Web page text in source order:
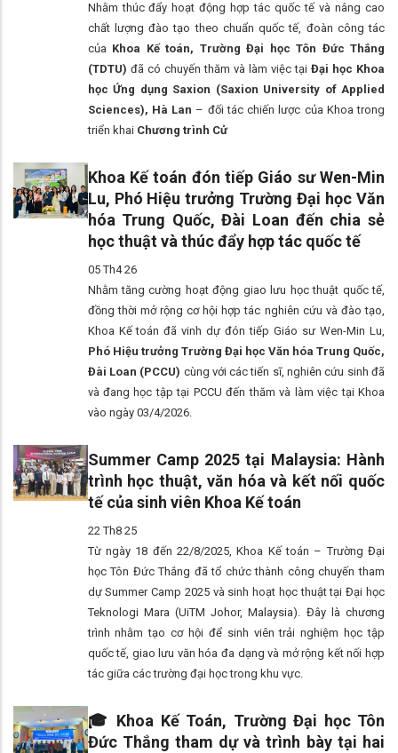
Nhằm thúc đẩy hoạt động hợp tác quốc tế và nâng cao
chất lượng đào tạo theo chuẩn quốc tế, đoàn công tác
của Khoa Kế toán, Trường Đại học Tôn Đức Thắng
(TDTU) đã có chuyến thăm và làm việc tại Đại học Khoa
học Ứng dụng Saxion (Saxion University of Applied
Sciences), Hà Lan – đối tác chiến lược của Khoa trong
triển khai Chương trình Cử
Khoa Kế toán đón tiếp Giáo sư Wen-Min
Lu, Phó Hiệu trưởng Trường Đại học Văn
hóa Trung Quốc, Đài Loan đến chia sẻ
học thuật và thúc đẩy hợp tác quốc tế
05 Th4 26
Nhằm tăng cường hoạt động giao lưu học thuật quốc tế,
đồng thời mở rộng cơ hội hợp tác nghiên cứu và đào tạo,
Khoa Kế toán đã vinh dự đón tiếp Giáo sư Wen-Min Lu,
Phó Hiệu trưởng Trường Đại học Văn hóa Trung Quốc,
Đài Loan (PCCU) cùng với các tiến sĩ, nghiên cứu sinh đã
và đang học tập tại PCCU đến thăm và làm việc tại Khoa
vào ngày 03/4/2026.
Summer Camp 2025 tại Malaysia: Hành
trình học thuật, văn hóa và kết nối quốc
tế của sinh viên Khoa Kế toán
22 Th8 25
Từ ngày 18 đến 22/8/2025, Khoa Kế toán – Trường Đại
học Tôn Đức Thắng đã tổ chức thành công chuyến tham
dự Summer Camp 2025 và sinh hoạt học thuật tại Đại học
Teknologi Mara (UiTM Johor, Malaysia). Đây là chương
trình nhằm tạo cơ hội để sinh viên trải nghiệm học tập
quốc tế, giao lưu văn hóa đa dạng và mở rộng kết nối hợp
tác giữa các trường đại học trong khu vực.
🎓 Khoa Kế Toán, Trường Đại học Tôn
Đức Thắng tham dự và trình bày tại hai